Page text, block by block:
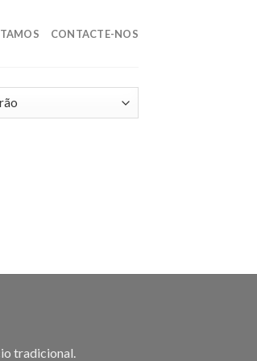
CONTACTE-NOS
tradicional.